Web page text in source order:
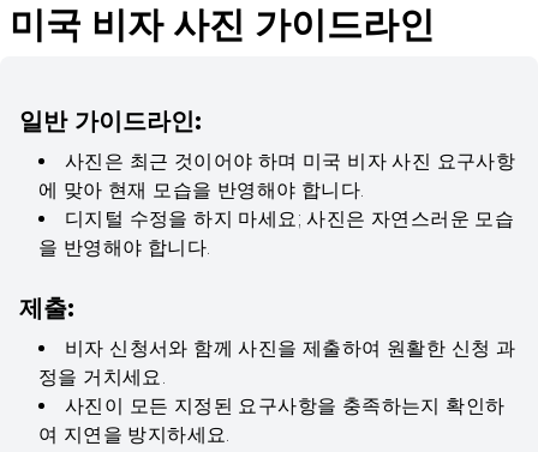
미국 비자 사진 가이드라인
일반 가이드라인:
사진은 최근 것이어야 하며 미국 비자 사진 요구사항
에 맞아 현재 모습을 반영해야 합니다.
디지털 수정을 하지 마세요; 사진은 자연스러운 모습
을 반영해야 합니다.
제출:
비자 신청서와 함께 사진을 제출하여 원활한 신청 과
정을 거치세요.
사진이 모든 지정된 요구사항을 충족하는지 확인하
여 지연을 방지하세요.